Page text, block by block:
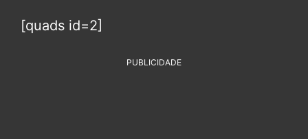
[quads id=2]
PUBLICIDADE